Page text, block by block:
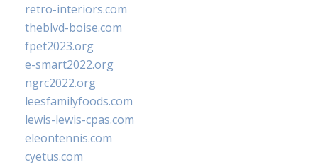
retro-interiors.com
theblvd-boise.com
fpet2023.org
e-smart2022.org
ngrc2022.org
leesfamilyfoods.com
lewis-lewis-cpas.com
eleontennis.com
cyetus.com